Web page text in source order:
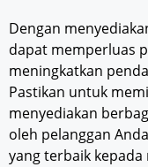
Dengan
dapat memperluas
meningkatkan
Pastikan untuk
menyediakan
oleh pelanggan
yang terbaik kepada